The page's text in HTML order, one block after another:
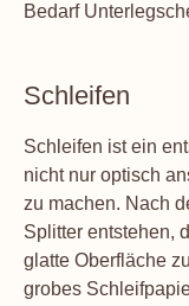
Bedarf
Schleifen
Schleifen ist ein
nicht nur optisch
zu machen. Nach
Splitter entstehen,
glatte Oberfläche
grobes